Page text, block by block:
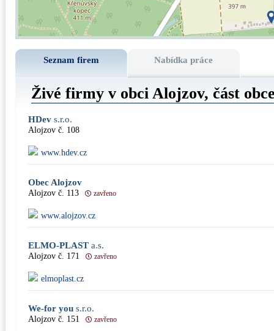
Seznam firem Nabídka práce
Živé firmy v obci Alojzov, část
HDev s.r.o.
Alojzov č. 108
www.hdev.cz
Obec Alojzov
Alojzov č. 113 zavřeno
www.alojzov.cz
ELMO-PLAST a.s.
Alojzov č. 171 zavřeno
elmoplast.cz
We-for you s.r.o.
Alojzov č. 151 zavřeno